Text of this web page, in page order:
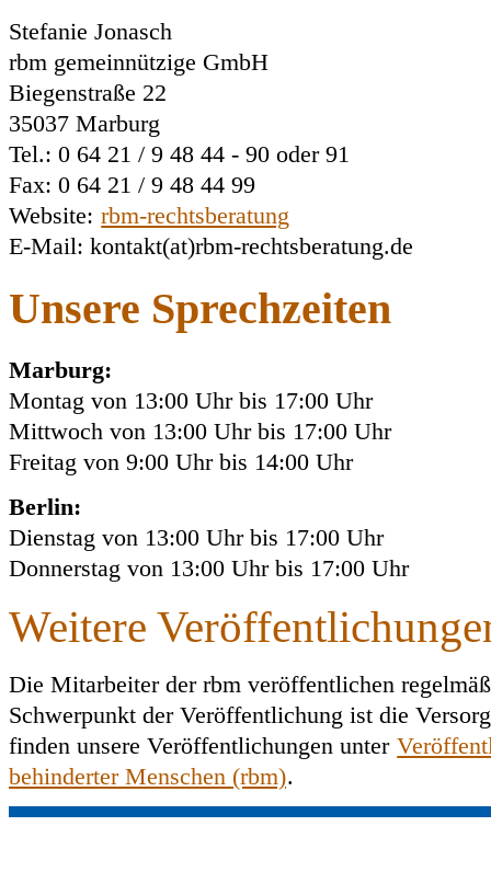
Stefanie Jonasch
rbm gemeinnützige GmbH
Biegenstraße 22
35037 Marburg
Tel.: 0 64 21 / 9 48 44 - 90 oder 91
Fax: 0 64 21 / 9 48 44 99
Website: rbm-rechtsberatung
E-Mail: kontakt(at)rbm-rechtsberatung.de
Unsere Sprechzeiten
Marburg:
Montag von 13:00 Uhr bis 17:00 Uhr
Mittwoch von 13:00 Uhr bis 17:00 Uhr
Freitag von 9:00 Uhr bis 14:00 Uhr
Berlin:
Dienstag von 13:00 Uhr bis 17:00 Uhr
Donnerstag von 13:00 Uhr bis 17:00 Uhr
Weitere
Die Mitarbeiter der rbm veröffentlichen
Schwerpunkt der Veröffentlichung ist die
finden unsere Veröffentlichungen unter
behinderter Menschen (rbm).